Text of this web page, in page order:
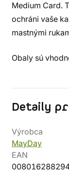
Medium Card.
ochráni vaše
mastnými
Obaly sú
Detaily
Výrobca
MayDay
EAN